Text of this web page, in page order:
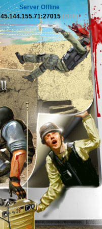
Server Offline
45.144.155.71:27015 [OFF]